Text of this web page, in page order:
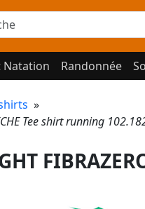
Natation Randonnée
»
Tee shirt running